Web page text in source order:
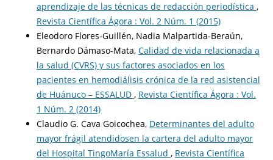
aprendizaje de las técnicas de redacción periodística ,
Revista Científica Ágora : Vol. 2 Núm. 1 (2015)
Eleodoro Flores-Guillén, Nadia Malpartida-Beraún,
Bernardo Dámaso-Mata, Calidad de vida relacionada a
la salud (CVRS) y sus factores asociados en los
pacientes en hemodiálisis crónica de la red asistencial
de Huánuco – ESSALUD , Revista Científica Ágora : Vol.
1 Núm. 2 (2014)
Claudio G. Cava Goicochea, Determinantes del adulto
mayor frágil atendidosen la cartera del adulto mayor
del Hospital TingoMaría Essalud , Revista Científica